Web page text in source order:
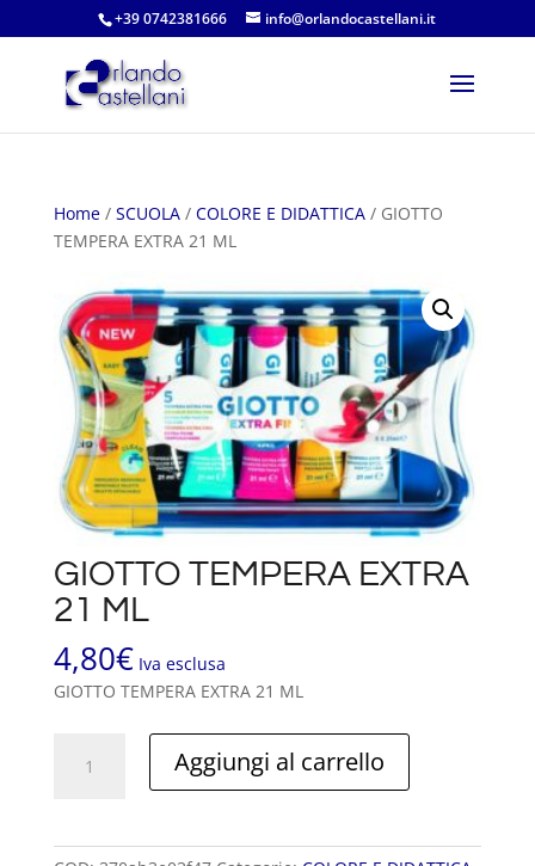
+39 0742381666 info@orlandocastellani.it
Home/ SCUOLA/ COLORE E DIDATTICA/ GIOTTO
TEMPERA EXTRA 21 ML
GIOTTO TEMPERA EXTRA
21 ML
4,80€ Iva esclusa
GIOTTO TEMPERA EXTRA 21 ML
TEMPERA
Aggiungi al carrello